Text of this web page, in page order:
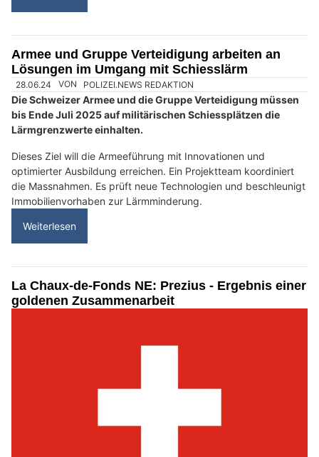
Armee und Gruppe Verteidigung arbeiten an
Lösungen im Umgang mit Schiesslärm
28.06.24 VON POLIZEI.NEWS REDAKTION
Die Schweizer Armee und die Gruppe Verteidigung müssen
bis Ende Juli 2025 auf militärischen Schiessplätzen die
Lärmgrenzwerte einhalten.
Dieses Ziel will die Armeeführung mit Innovationen und
optimierter Ausbildung erreichen. Ein Projektteam koordiniert
die Massnahmen. Es prüft neue Technologien und beschleunigt
Immobilienvorhaben zur Lärmminderung.
Weiterlesen
La Chaux-de-Fonds NE: Prezius - Ergebnis einer
goldenen Zusammenarbeit